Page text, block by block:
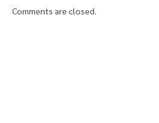
Comments are closed.